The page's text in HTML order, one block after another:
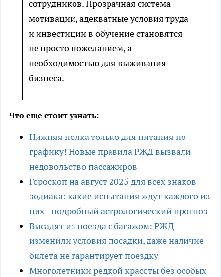
сотрудников. Прозрачная система
мотивации, адекватные условия труда
и инвестиции в обучение становятся
не просто пожеланием, а
необходимостью для выживания
бизнеса.
Что еще стоит узнать:
Нижняя полка только для питания по
графику! Новые правила РЖД вызвали
недовольство пассажиров
Гороскоп на август 2025 для всех знаков
зодиака: какие испытания ждут каждого из
них - подробный астрологический прогноз
Высадят из поезда с багажом: РЖД
изменили условия посадки, даже наличие
билета не гарантирует поездку
Многолетники редкой красоты без особых